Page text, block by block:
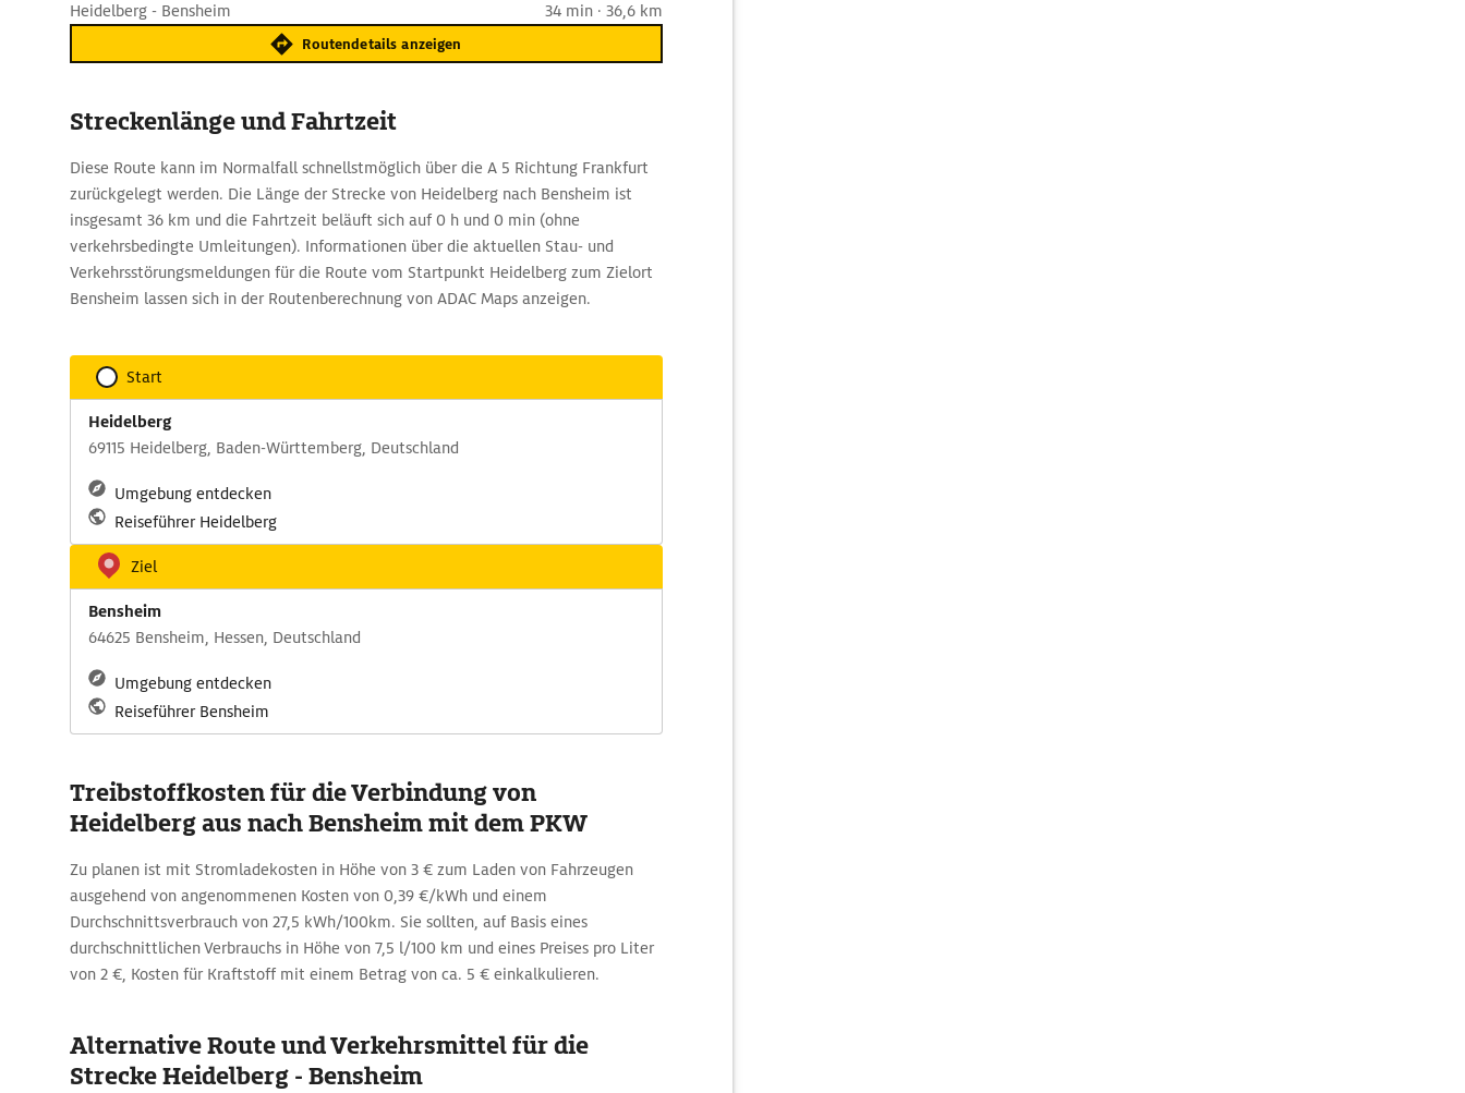
Heidelberg - Bensheim 34 min · 36,6 km
Routendetails anzeigen
Streckenlänge und Fahrtzeit
Diese Route kann im Normalfall schnellstmöglich über die A 5 Richtung Frankfurt
zurückgelegt werden. Die Länge der Strecke von Heidelberg nach Bensheim ist
insgesamt 36 km und die Fahrtzeit beläuft sich auf 0 h und 0 min (ohne
verkehrsbedingte Umleitungen). Informationen über die aktuellen Stau- und
Verkehrsstörungsmeldungen für die Route vom Startpunkt Heidelberg zum Zielort
Bensheim lassen sich in der Routenberechnung von ADAC Maps anzeigen.
Start
Heidelberg
69115 Heidelberg, Baden-Württemberg, Deutschland
Umgebung entdecken
Reiseführer Heidelberg
Ziel
Bensheim
64625 Bensheim, Hessen, Deutschland
Umgebung entdecken
Reiseführer Bensheim
Treibstoffkosten für die Verbindung von
Heidelberg aus nach Bensheim mit dem PKW
Zu planen ist mit Stromladekosten in Höhe von 3 € zum Laden von Fahrzeugen
ausgehend von angenommenen Kosten von 0,39 €/kWh und einem
Durchschnittsverbrauch von 27,5 kWh/100km. Sie sollten, auf Basis eines
durchschnittlichen Verbrauchs in Höhe von 7,5 l/100 km und eines Preises pro Liter
von 2 €, Kosten für Kraftstoff mit einem Betrag von ca. 5 € einkalkulieren.
Alternative Route und Verkehrsmittel für die
Strecke Heidelberg - Bensheim